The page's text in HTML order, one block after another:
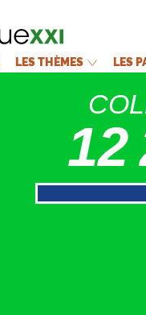
LES THÈMES LES
12